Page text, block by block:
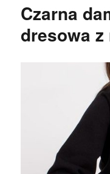
Czarna
dresowa